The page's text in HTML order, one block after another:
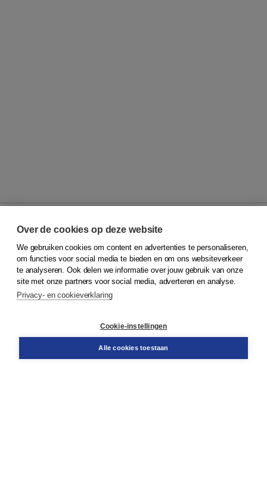
© 2026Koninklijke Boom uitgevers
Klantenservice
Service & informatie
Contact
Over de cookies op deze website
We gebruiken cookies om content en advertenties te personaliseren,
om functies voor social media te bieden en om ons websiteverkeer
te analyseren. Ook delen we informatie over jouw gebruik van onze
site met onze partners voor social media, adverteren en analyse.
Privacy- en cookieverklaring
Cookie-instellingen
Alle cookies toestaan